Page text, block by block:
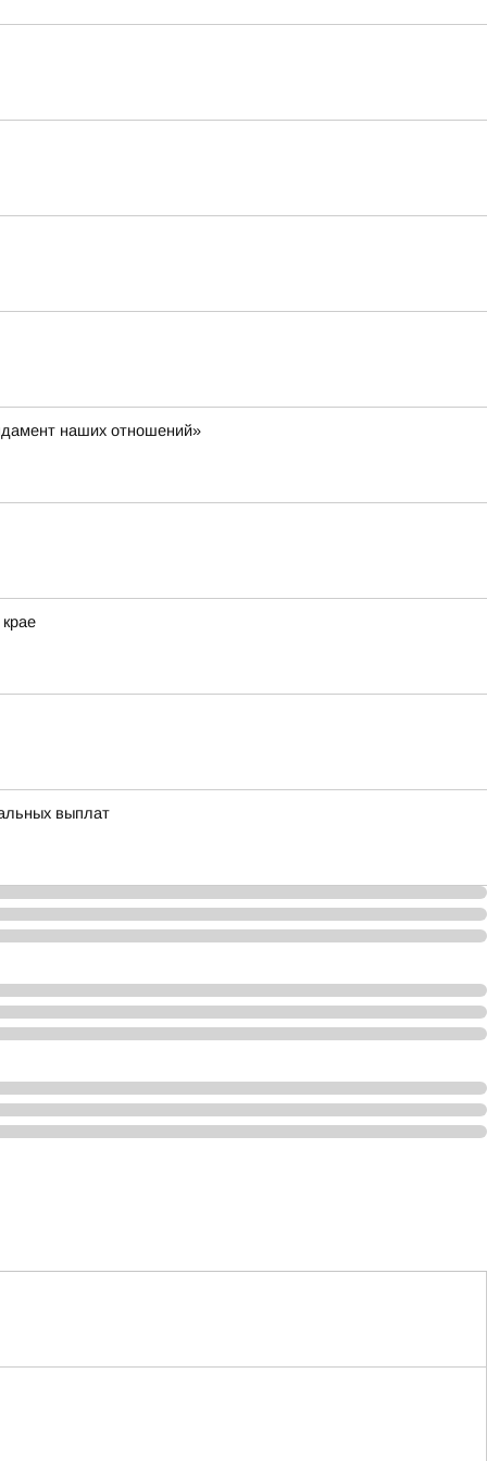
наших отношений»
выплат